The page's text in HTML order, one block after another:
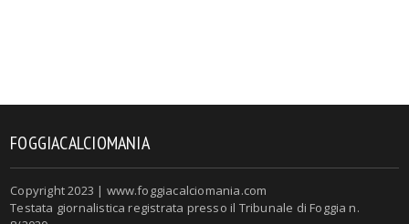
FOGGIACALCIOMANIA
Copyright 2023 | www.foggiacalciomania.com
Testata giornalistica registrata presso il Tribunale di Foggia n.